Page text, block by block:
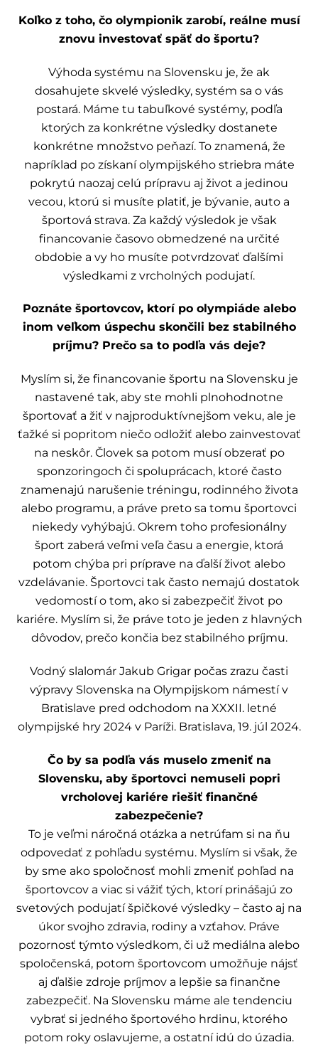
Koľko z toho, čo olympionik zarobí, reálne musí
znovu investovať späť do športu?
Výhoda systému na Slovensku je, že ak
dosahujete skvelé výsledky, systém sa o vás
postará. Máme tu tabuľkové systémy, podľa
ktorých za konkrétne výsledky dostanete
konkrétne množstvo peňazí. To znamená, že
napríklad po získaní olympijského striebra máte
pokrytú naozaj celú prípravu aj život a jedinou
vecou, ktorú si musíte platiť, je bývanie, auto a
športová strava. Za každý výsledok je však
financovanie časovo obmedzené na určité
obdobie a vy ho musíte potvrdzovať ďalšími
výsledkami z vrcholných podujatí.
Poznáte športovcov, ktorí po olympiáde alebo
inom veľkom úspechu skončili bez stabilného
príjmu? Prečo sa to podľa vás deje?
Myslím si, že financovanie športu na Slovensku je
nastavené tak, aby ste mohli plnohodnotne
športovať a žiť v najproduktívnejšom veku, ale je
ťažké si popritom niečo odložiť alebo zainvestovať
na neskôr. Človek sa potom musí obzerať po
sponzoringoch či spoluprácach, ktoré často
znamenajú narušenie tréningu, rodinného života
alebo programu, a práve preto sa tomu športovci
niekedy vyhýbajú. Okrem toho profesionálny
šport zaberá veľmi veľa času a energie, ktorá
potom chýba pri príprave na ďalší život alebo
vzdelávanie. Športovci tak často nemajú dostatok
vedomostí o tom, ako si zabezpečiť život po
kariére. Myslím si, že práve toto je jeden z hlavných
dôvodov, prečo končia bez stabilného príjmu.
Vodný slalomár Jakub Grigar počas zrazu časti
výpravy Slovenska na Olympijskom námestí v
Bratislave pred odchodom na XXXII. letné
olympijské hry 2024 v Paríži. Bratislava, 19. júl 2024.
Čo by sa podľa vás muselo zmeniť na
Slovensku, aby športovci nemuseli popri
vrcholovej kariére riešiť finančné
zabezpečenie?
To je veľmi náročná otázka a netrúfam si na ňu
odpovedať z pohľadu systému. Myslím si však, že
by sme ako spoločnosť mohli zmeniť pohľad na
športovcov a viac si vážiť tých, ktorí prinášajú zo
svetových podujatí špičkové výsledky – často aj na
úkor svojho zdravia, rodiny a vzťahov. Práve
pozornosť týmto výsledkom, či už mediálna alebo
spoločenská, potom športovcom umožňuje nájsť
aj ďalšie zdroje príjmov a lepšie sa finančne
zabezpečiť. Na Slovensku máme ale tendenciu
vybrať si jedného športového hrdinu, ktorého
potom roky oslavujeme, a ostatní idú do úzadia.